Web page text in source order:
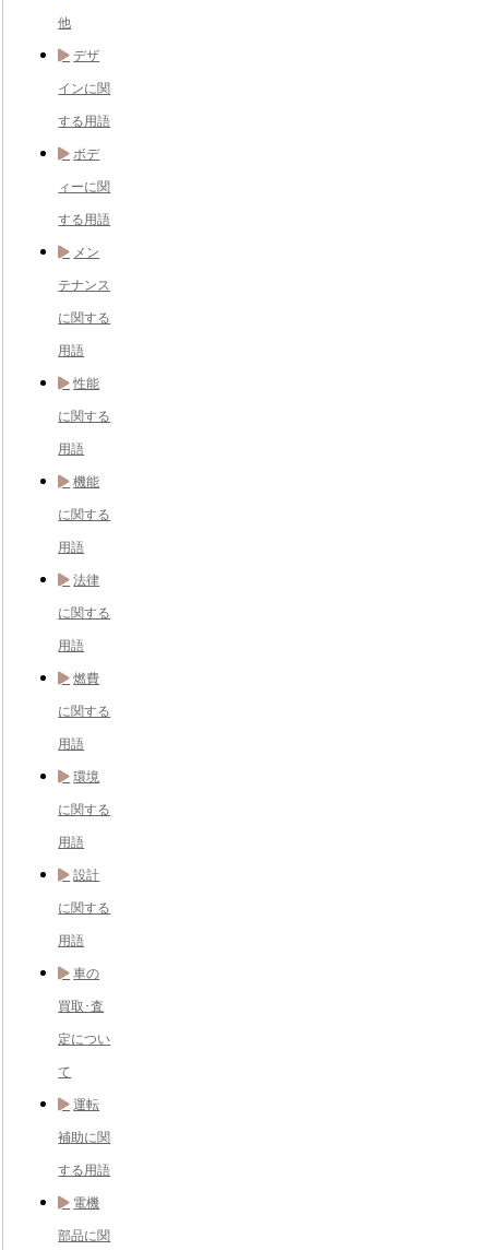
他
デザ
インに関
する用語
ボデ
ィーに関
する用語
メン
テナンス
に関する
用語
性能
に関する
用語
機能
に関する
用語
法律
に関する
用語
燃費
に関する
用語
環境
に関する
用語
設計
に関する
用語
車の
買取･査
定につい
て
運転
補助に関
する用語
電機
部品に関